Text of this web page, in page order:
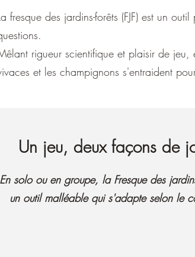
fresque des jardins-forêts (FJF) est un
rigueur scientifique et plaisir de jeu,
et les champignons s'entraident
Un jeu, deux façons de
En solo ou en groupe, la Fresque des
un outil malléable qui s'adapte selon le